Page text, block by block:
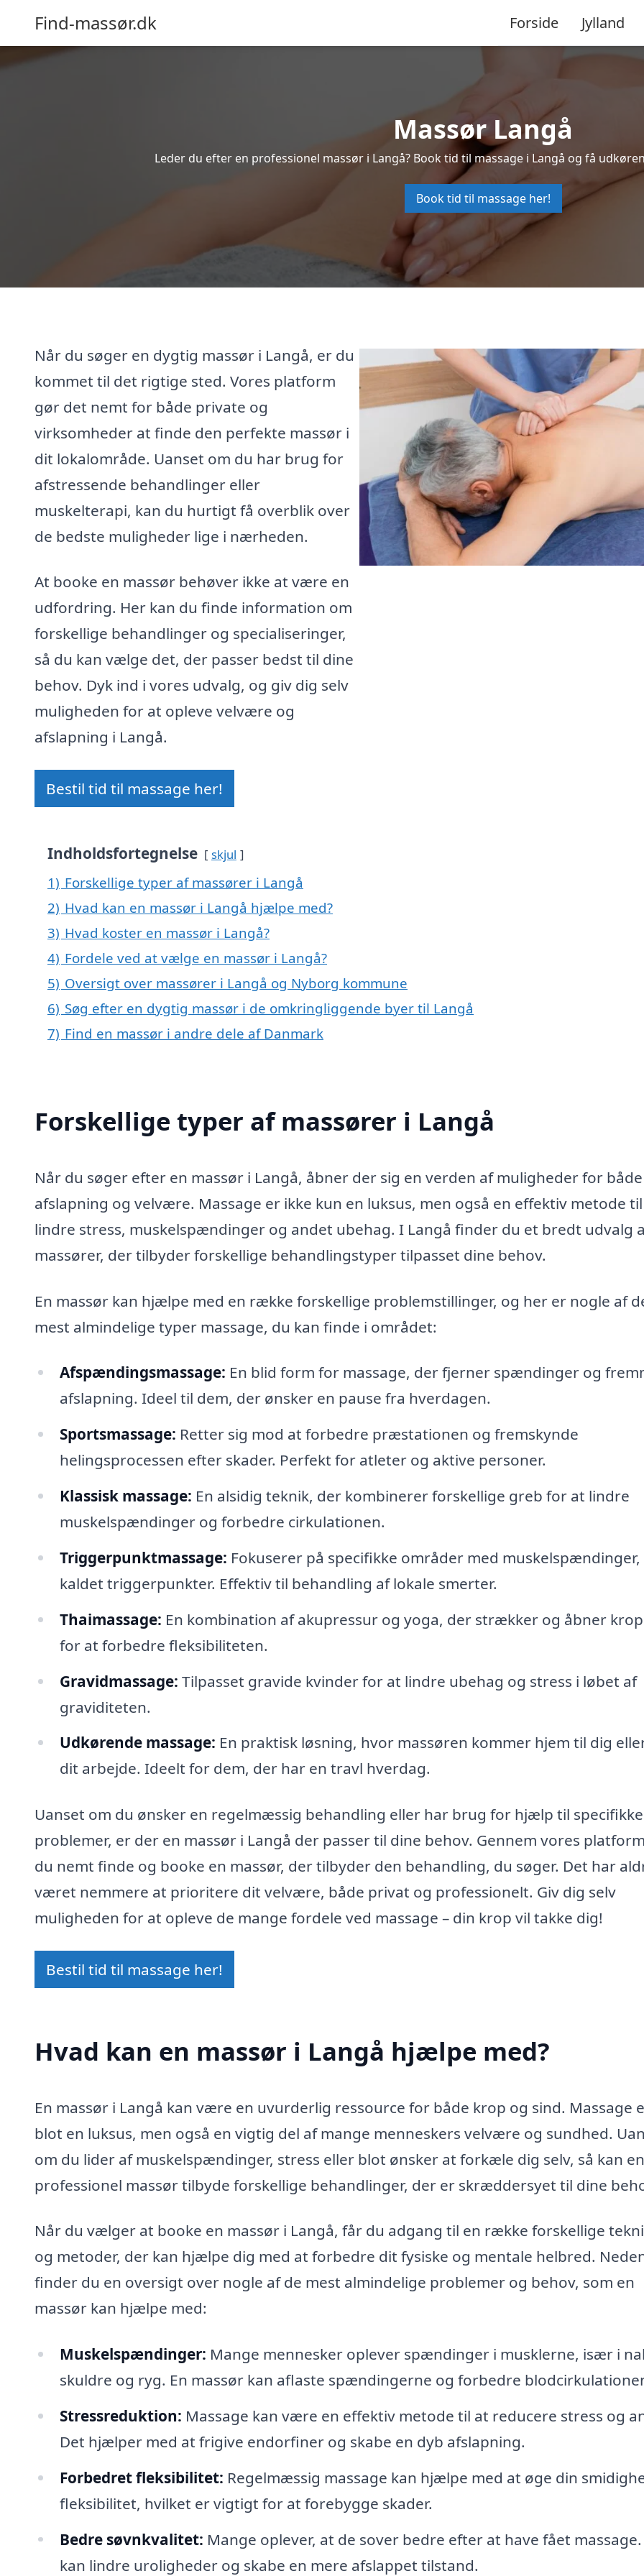
Find-massør.dk Forside Jylland
Massør Langå
Leder du efter en professionel massør i Langå? Book tid til massage i Langå og få
Book tid til massage her!
Når du søger en dygtig massør i Langå, er du
kommet til det rigtige sted. Vores platform
gør det nemt for både private og
virksomheder at finde den perfekte massør i
dit lokalområde. Uanset om du har brug for
afstressende behandlinger eller
muskelterapi, kan du hurtigt få overblik over
de bedste muligheder lige i nærheden.
At booke en massør behøver ikke at være en
udfordring. Her kan du finde information om
forskellige behandlinger og specialiseringer,
så du kan vælge det, der passer bedst til dine
behov. Dyk ind i vores udvalg, og giv dig selv
muligheden for at opleve velvære og
afslapning i Langå.
Bestil tid til massage her!
Indholdsfortegnelse skjul
1) Forskellige typer af massører i Langå
2) Hvad kan en massør i Langå hjælpe med?
3) Hvad koster en massør i Langå?
4) Fordele ved at vælge en massør i Langå?
5) Oversigt over massører i Langå og Nyborg kommune
6) Søg efter en dygtig massør i de omkringliggende byer til Langå
7) Find en massør i andre dele af Danmark
Forskellige typer af massører i Langå
Når du søger efter en massør i Langå, åbner der sig en verden af muligheder for både
afslapning og velvære. Massage er ikke kun en luksus, men også en effektiv metode
lindre stress, muskelspændinger og andet ubehag. I Langå finder du et bredt udvalg
massører, der tilbyder forskellige behandlingstyper tilpasset dine behov.
En massør kan hjælpe med en række forskellige problemstillinger, og her er nogle af
mest almindelige typer massage, du kan finde i området:
Afspændingsmassage: En blid form for massage, der fjerner spændinger og
afslapning. Ideel til dem, der ønsker en pause fra hverdagen.
Sportsmassage: Retter sig mod at forbedre præstationen og fremskynde
helingsprocessen efter skader. Perfekt for atleter og aktive personer.
Klassisk massage: En alsidig teknik, der kombinerer forskellige greb for at lindre
muskelspændinger og forbedre cirkulationen.
Triggerpunktmassage: Fokuserer på specifikke områder med
kaldet triggerpunkter. Effektiv til behandling af lokale smerter.
Thaimassage: En kombination af akupressur og yoga, der strækker og åbner
for at forbedre fleksibiliteten.
Gravidmassage: Tilpasset gravide kvinder for at lindre ubehag og stress i løbet af
graviditeten.
Udkørende massage: En praktisk løsning, hvor massøren kommer hjem til dig
dit arbejde. Ideelt for dem, der har en travl hverdag.
Uanset om du ønsker en regelmæssig behandling eller har brug for hjælp til specifikke
problemer, er der en massør i Langå der passer til dine behov. Gennem vores
du nemt finde og booke en massør, der tilbyder den behandling, du søger. Det har
været nemmere at prioritere dit velvære, både privat og professionelt. Giv dig selv
muligheden for at opleve de mange fordele ved massage – din krop vil takke dig!
Bestil tid til massage her!
Hvad kan en massør i Langå hjælpe med?
En massør i Langå kan være en uvurderlig ressource for både krop og sind. Massage
blot en luksus, men også en vigtig del af mange menneskers velvære og sundhed.
om du lider af muskelspændinger, stress eller blot ønsker at forkæle dig selv, så kan en
professionel massør tilbyde forskellige behandlinger, der er skræddersyet til dine
Når du vælger at booke en massør i Langå, får du adgang til en række forskellige
og metoder, der kan hjælpe dig med at forbedre dit fysiske og mentale helbred.
finder du en oversigt over nogle af de mest almindelige problemer og behov, som en
massør kan hjælpe med:
Muskelspændinger: Mange mennesker oplever spændinger i musklerne, især i
skuldre og ryg. En massør kan aflaste spændingerne og forbedre
Stressreduktion: Massage kan være en effektiv metode til at reducere stress og
Det hjælper med at frigive endorfiner og skabe en dyb afslapning.
Forbedret fleksibilitet: Regelmæssig massage kan hjælpe med at øge din
fleksibilitet, hvilket er vigtigt for at forebygge skader.
Bedre søvnkvalitet: Mange oplever, at de sover bedre efter at have fået
kan lindre uroligheder og skabe en mere afslappet tilstand.